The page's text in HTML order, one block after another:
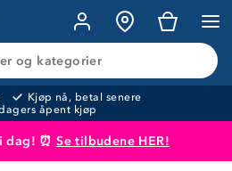
og kategorier
Kjøp nå, betal senere
åpent kjøp
dag! ⏰Se tilbudene HER!